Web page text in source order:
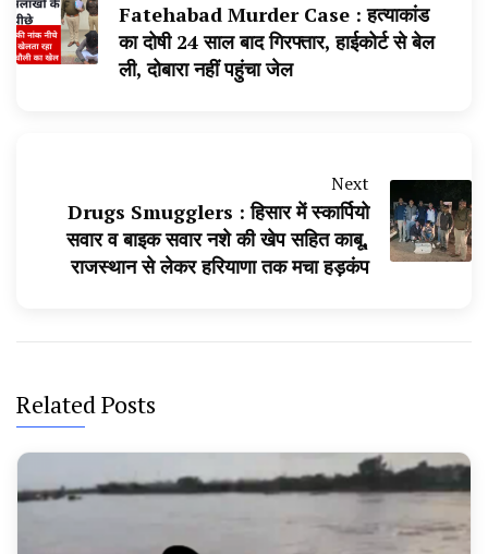
Fatehabad Murder Case : हत्याकांड
का दोषी 24 साल बाद गिरफ्तार, हाईकोर्ट से बेल
ली, दोबारा नहीं पहुंचा जेल
Next
Drugs Smugglers : हिसार में स्कार्पियो
सवार व बाइक सवार नशे की खेप सहित काबू,
राजस्थान से लेकर हरियाणा तक मचा हड़कंप
Related Posts